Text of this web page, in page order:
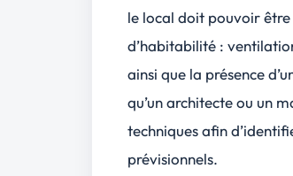
le local doit pouvoir
d’habitabilité :
ainsi que la présence
qu’un architecte ou un
techniques afin
prévisionnels.